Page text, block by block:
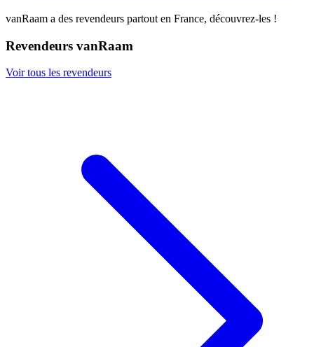
vanRaam a des revendeurs partout en France, découvrez-les !
Revendeurs vanRaam
Voir tous les revendeurs